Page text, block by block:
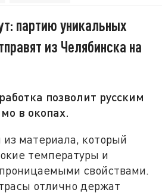
партию уникальных
из Челябинска на
позволит русским
в окопах.
материала, который
температуры и
свойствами.
отлично держат